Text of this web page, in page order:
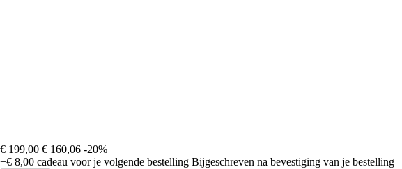
€ 199,00 € 160,06 -20%
+€ 8,00 cadeau voor je volgende bestelling Bijgeschreven na bevestiging van je bestelling